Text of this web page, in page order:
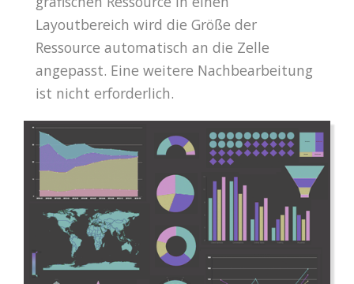
Layoutbereich wird die Größe der
Ressource automatisch an die Zelle
angepasst. Eine weitere Nachbearbeitung
ist nicht erforderlich.